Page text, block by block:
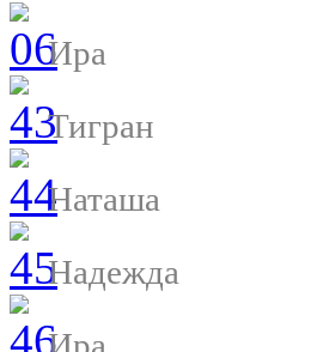
Ира
Тигран
Наташа
Надежда